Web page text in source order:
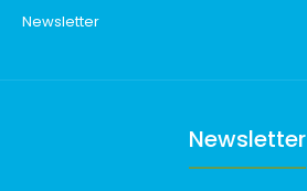
Newsletter
Newsletter